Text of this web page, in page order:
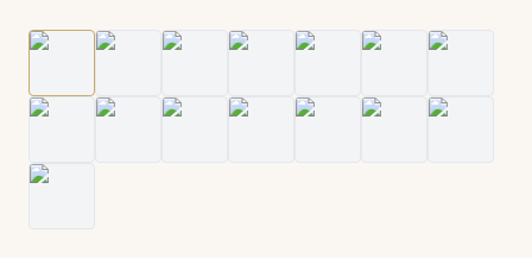
Κήπος
Επικοινωνία